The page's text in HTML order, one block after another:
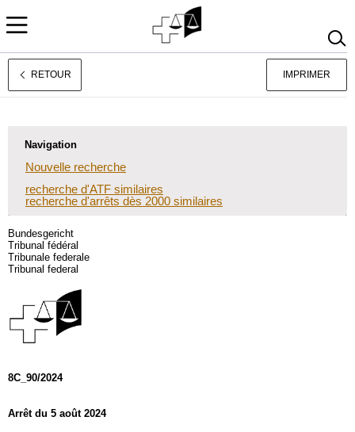
Deutsch
RETOUR IMPRIMER
Navigation
Nouvelle recherche
recherche d'ATF similaires
recherche d'arrêts dès 2000 similaires
Bundesgericht
Tribunal fédéral
Tribunale federale
Tribunal federal
8C_90/2024
Arrêt du 5 août 2024